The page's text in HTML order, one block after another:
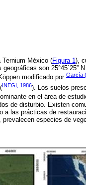
Ternium México (Figura 1 ),
son 25°45´25”
modificado por García
INEGI, 1986). Los suelos
en el área de
de disturbio. Existen
las prácticas de
especies de